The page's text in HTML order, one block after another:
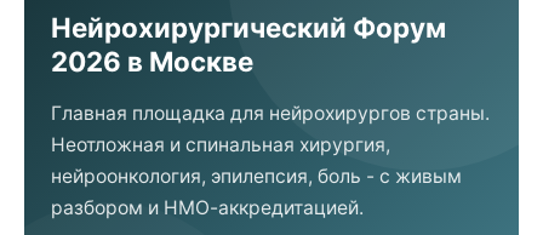
Нейрохирургический Форум
2026 в Москве
Главная площадка для нейрохирургов страны.
Неотложная и спинальная хирургия,
нейроонкология, эпилепсия, боль - с живым
разбором и НМО-аккредитацией.